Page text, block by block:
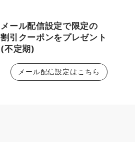
メール配信設定で限定の
割引クーポンをプレゼント
(不定期)
メール配信設定はこちら